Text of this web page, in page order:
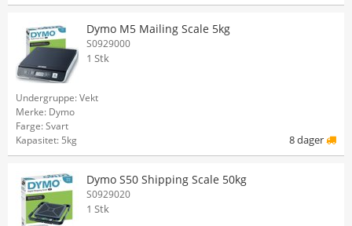
Dymo M5 Mailing Scale 5kg
S0929000
1 Stk
Undergruppe: Vekt
Merke: Dymo
Farge: Svart
Kapasitet: 5kg
8 dager
Dymo S50 Shipping Scale 50kg
S0929020
1 Stk